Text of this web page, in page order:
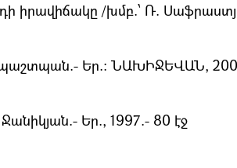
իրավիճակը /խմբ.՝ Ռ.
Եր.։ ՆԱԽԻՋԵՎԱՆ,
Եր., 1997.- 80 էջ